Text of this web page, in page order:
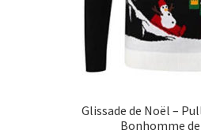
Glissade de Noël –
Bonhomme